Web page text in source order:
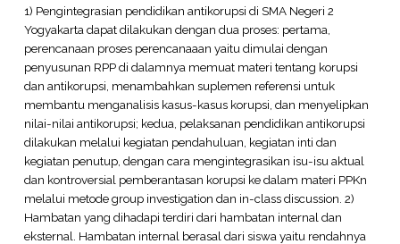
1) Pengintegrasian pendidikan antikorupsi di SMA Negeri 2
Yogyakarta dapat dilakukan dengan dua proses: pertama,
perencanaan proses perencanaaan yaitu dimulai dengan
penyusunan RPP di dalamnya memuat materi tentang korupsi
dan antikorupsi, menambahkan suplemen referensi untuk
membantu menganalisis kasus-kasus korupsi, dan menyelipkan
nilai-nilai antikorupsi; kedua, pelaksanan pendidikan antikorupsi
dilakukan melalui kegiatan pendahuluan, kegiatan inti dan
kegiatan penutup, dengan cara mengintegrasikan isu-isu aktual
dan kontroversial pemberantasan korupsi ke dalam materi PPKn
melalui metode group investigation dan in-class discussion. 2)
Hambatan yang dihadapi terdiri dari hambatan internal dan
eksternal. Hambatan internal berasal dari siswa yaitu rendahnya